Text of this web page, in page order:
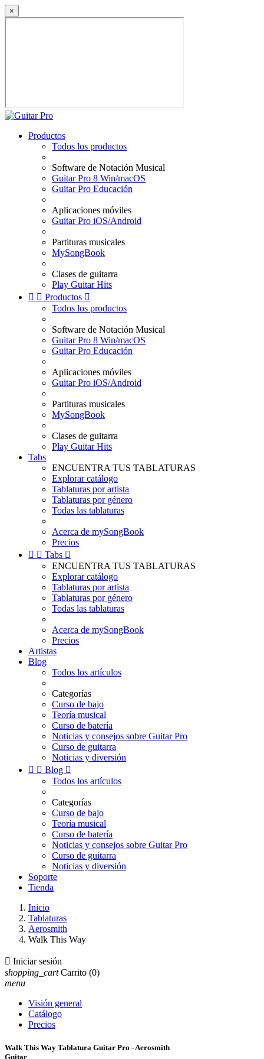
×
Productos
Todos los productos
Software de Notación Musical
Guitar Pro 8 Win/macOS
Guitar Pro Educación
Aplicaciones móviles
Guitar Pro iOS/Android
Partituras musicales
MySongBook
Clases de guitarra
Play Guitar Hits
  Productos 
Todos los productos
Software de Notación Musical
Guitar Pro 8 Win/macOS
Guitar Pro Educación
Aplicaciones móviles
Guitar Pro iOS/Android
Partituras musicales
MySongBook
Clases de guitarra
Play Guitar Hits
Tabs
ENCUENTRA TUS TABLATURAS
Explorar catálogo
Tablaturas por artista
Tablaturas por género
Todas las tablaturas
Acerca de mySongBook
Precios
  Tabs 
ENCUENTRA TUS TABLATURAS
Explorar catálogo
Tablaturas por artista
Tablaturas por género
Todas las tablaturas
Acerca de mySongBook
Precios
Artistas
Blog
Todos los artículos
Categorías
Curso de bajo
Teoría musical
Curso de batería
Noticias y consejos sobre Guitar Pro
Curso de guitarra
Noticias y diversión
  Blog 
Todos los artículos
Categorías
Curso de bajo
Teoría musical
Curso de batería
Noticias y consejos sobre Guitar Pro
Curso de guitarra
Noticias y diversión
Soporte
Tienda
Inicio
Tablaturas
Aerosmith
Walk This Way
 Iniciar sesión
shopping_cart Carrito (0)
menu
Visión general
Catálogo
Precios
Walk This Way Tablatura Guitar Pro - Aerosmith
Guitar